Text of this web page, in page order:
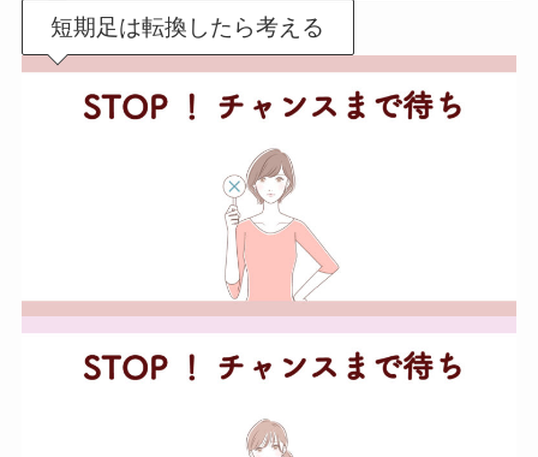
短期足は転換したら考える